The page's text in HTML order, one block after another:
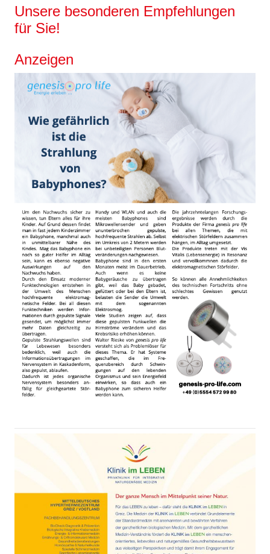
Unsere besonderen Empfehlungen
für Sie!
Anzeigen